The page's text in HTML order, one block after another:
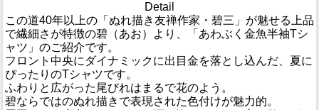
Detail
この道40年以上の「ぬれ描き友禅作家・碧三」が魅せる上品
で繊細さが特徴の碧（あお）より、「あわぶく金魚半袖Tシ
ャツ」のご紹介です。
フロント中央にダイナミックに出目金を落とし込んだ、夏に
ぴったりのTシャツです。
ふわりと広がった尾びれはまるで花のよう。
碧ならではのぬれ描きで表現された色付けが魅力的。